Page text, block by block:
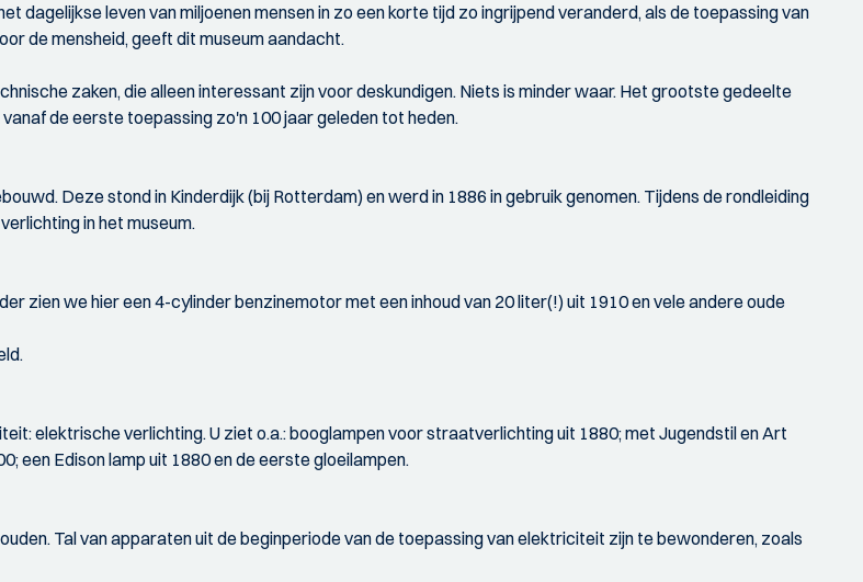
dagelijkse leven van miljoenen mensen in zo een korte tijd zo ingrijpend veranderd, als de toepassing van
de mensheid, geeft dit museum aandacht.
zaken, die alleen interessant zijn voor deskundigen. Niets is minder waar. Het grootste gedeelte
de eerste toepassing zo'n 100 jaar geleden tot heden.
Deze stond in Kinderdijk (bij Rotterdam) en werd in 1886 in gebruik genomen. Tijdens de rondleiding
in het museum.
zien we hier een 4-cylinder benzinemotor met een inhoud van 20 liter(!) uit 1910 en vele andere oude
elektrische verlichting. U ziet o.a.: booglampen voor straatverlichting uit 1880; met Jugendstil en Art
een Edison lamp uit 1880 en de eerste gloeilampen.
Tal van apparaten uit de beginperiode van de toepassing van elektriciteit zijn te bewonderen, zoals